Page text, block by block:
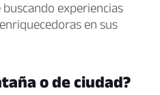
experiencias
en sus
o de ciudad?